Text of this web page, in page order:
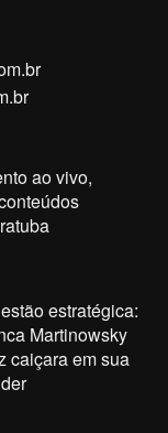
ao vivo,
estratégica:
Martinowsky
caiçara em sua